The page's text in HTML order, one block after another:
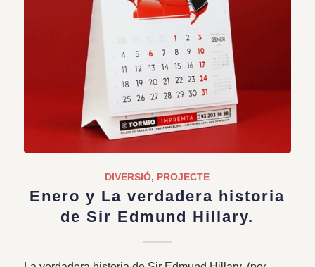
DIVERSIÓ, PROJECTE
Enero y La verdadera historia
de Sir Edmund Hillary.